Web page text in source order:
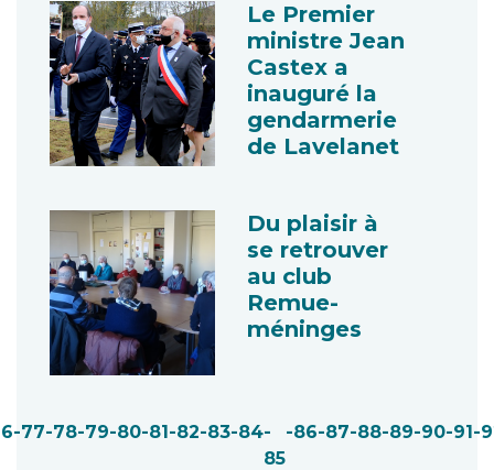
Le Premier
ministre Jean
Castex a
inauguré la
gendarmerie
de Lavelanet
Du plaisir à
se retrouver
au club
Remue-
méninges
-77-78-79-80-81-82-83-84-
85
-86-87-88-89-90-91-